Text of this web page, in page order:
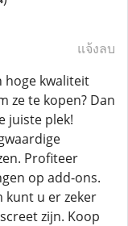
แจ้งลบ
hoge kwaliteit
ze te kopen? Dan
juiste plek!
Profiteer
op add-ons.
kunt u er zeker
zijn. Koop